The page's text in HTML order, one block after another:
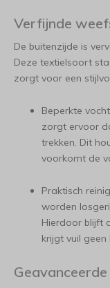
Verfijnde
De buitenzijde is
Deze textielsoort
zorgt voor een
Beperkte
zorgt ervoor
trekken. Dit
voorkomt de
Praktisch
worden
Hierdoor blijft
krijgt vuil